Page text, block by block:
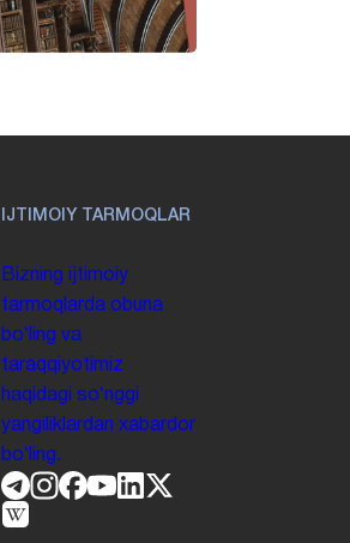
IJTIMOIY TARMOQLAR
Bizning ijtimoiy
tarmoqlarda obuna
boʻling va
taraqqiyotimiz
haqidagi soʻnggi
yangiliklardan xabardor
boʻling.